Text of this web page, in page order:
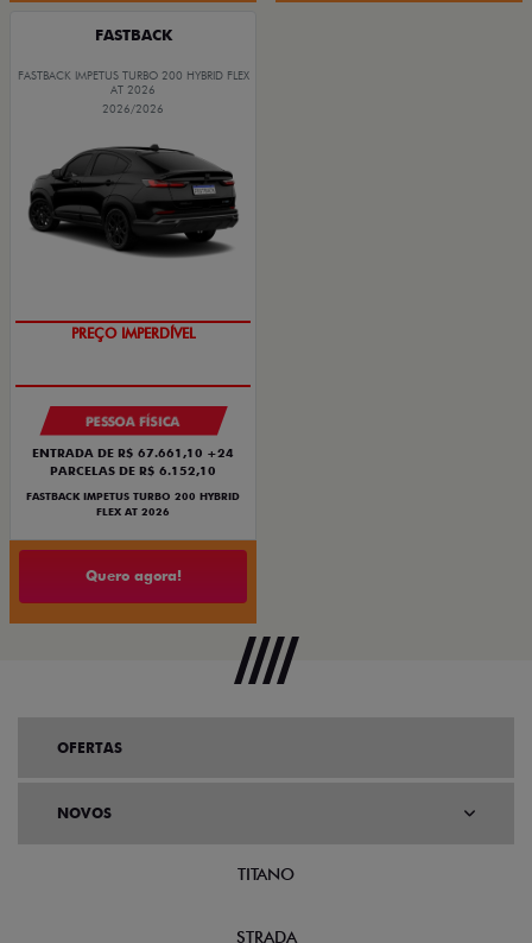
FASTBACK
FASTBACK IMPETUS TURBO 200 HYBRID FLEX
AT 2026
2026/2026
PREÇO IMPERDÍVEL
PESSOA FÍSICA
ENTRADA DE R$ 67.661,10 +24
PARCELAS DE R$ 6.152,10
FASTBACK IMPETUS TURBO 200 HYBRID
FLEX AT 2026
Quero agora!
OFERTAS
NOVOS
TITANO
STRADA